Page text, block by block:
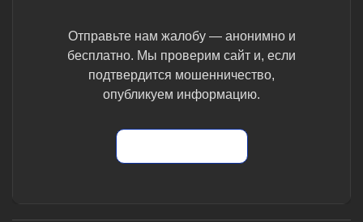
Отправьте нам жалобу — анонимно и
бесплатно. Мы проверим сайт и, если
подтвердится мошенничество,
опубликуем информацию.